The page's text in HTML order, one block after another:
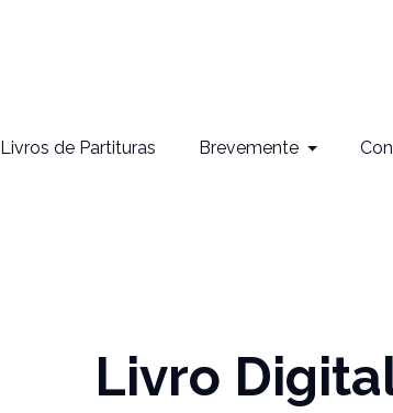
Livros de Partituras Brevemente
Livro